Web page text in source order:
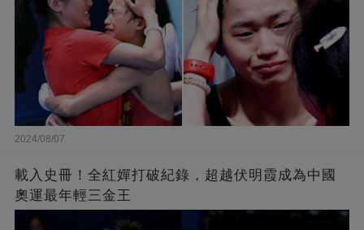
2024/08/07
載入史冊！全紅嬋打破紀錄，超越伏明霞成為中國
奧運最年輕三金王